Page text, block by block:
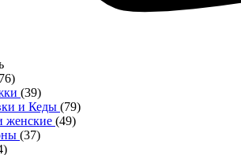
(39)
и Кеды (79)
женские (49)
(37)